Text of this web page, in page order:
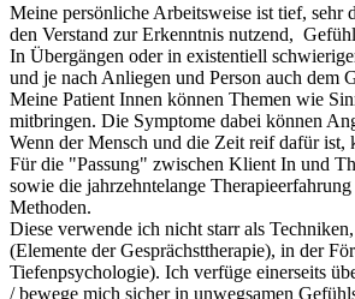
Meine persönliche Arbeitsweise ist tief,
den Verstand zur Erkenntnis nutzend,
In Übergängen oder in existentiell
und je nach Anliegen und Person auch dem
Meine Patient Innen können Themen wie
mitbringen. Die Symptome dabei können
Wenn der Mensch und die Zeit reif dafür
Für die "Passung" zwischen Klient In und
sowie die jahrzehntelange
Methoden.
Diese verwende ich nicht starr als
(Elemente der Gesprächsttherapie), in der
Tiefenpsychologie). Ich verfüge einerseits
/ bewege mich sicher in unwegsamen